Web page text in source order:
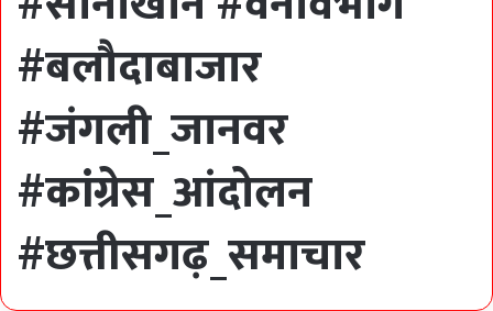
#बलौदाबाजार
#जंगली_जानवर
#कांग्रेस_आंदोलन
#छत्तीसगढ़_समाचार